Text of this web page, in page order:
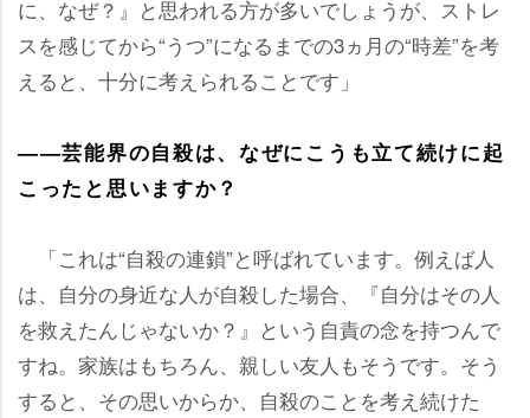
に、なぜ？』と思われる方が多いでしょうが、ストレ
スを感じてから“うつ”になるまでの3ヵ月の“時差”を考
えると、十分に考えられることです」
――芸能界の自殺は、なぜにこうも立て続けに起
こったと思いますか？
「これは“自殺の連鎖”と呼ばれています。例えば人
は、自分の身近な人が自殺した場合、『自分はその人
を救えたんじゃないか？』という自責の念を持つんで
すね。家族はもちろん、親しい友人もそうです。そう
すると、その思いからか、自殺のことを考え続けた